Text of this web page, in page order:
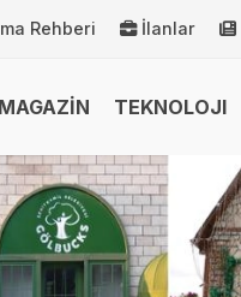
Rehberi İlanlar
MAGAZİN TEKNOLOJI